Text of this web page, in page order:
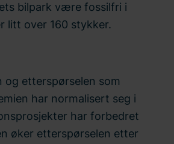
bilpark være fossilfri i
litt over 160 stykker.
og etterspørselen som
har normalisert seg i
har forbedret
øker etterspørselen etter